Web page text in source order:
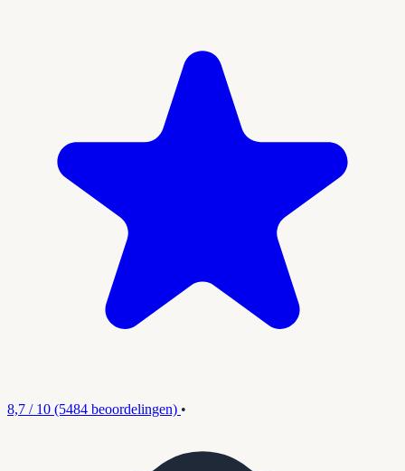
8,7 / 10 (5484 beoordelingen) •